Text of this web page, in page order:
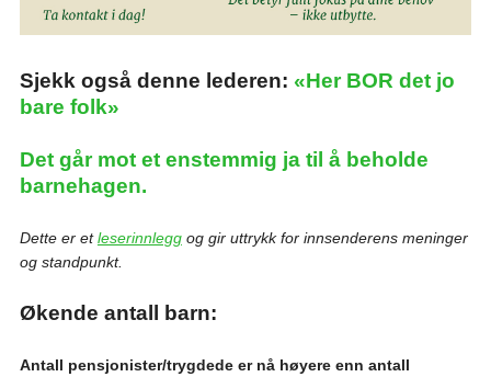
Sjekk også denne lederen: «Her BOR det jo
bare folk»
Det går mot et enstemmig ja til å beholde
barnehagen.
Dette er etleserinnleggog gir uttrykk for innsenderens meninger
og standpunkt.
Økende antall barn:
Antall pensjonister/trygdede er nå høyere enn antall